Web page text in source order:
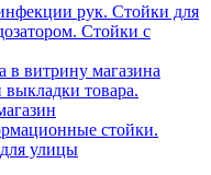
рук. Стойки для
Стойки с
в витрину магазина
товара.
стойки.
улицы